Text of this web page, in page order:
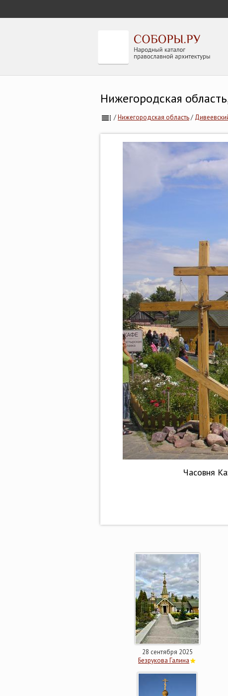
Нижегородская
/Нижегородская область/
Часовня
28 сентября 2025
Безрукова Галина